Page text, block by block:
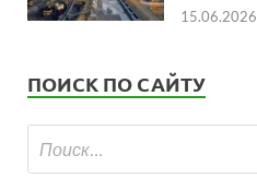
15.06.2026
ПОИСК ПО САЙТУ